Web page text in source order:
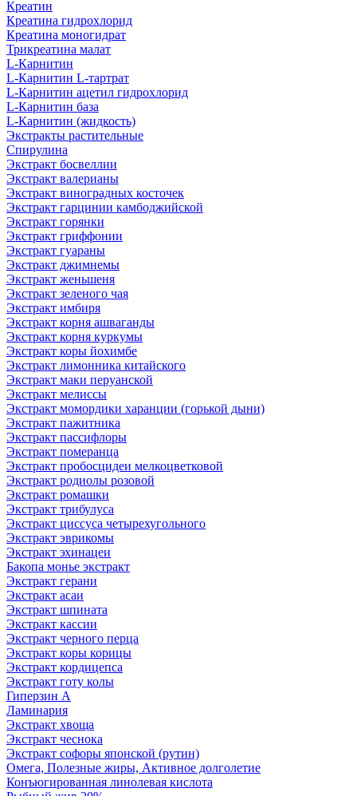
Креатин
Креатина гидрохлорид
Креатина моногидрат
Трикреатина малат
L-Карнитин
L-Карнитин L-тартрат
L-Карнитин ацетил гидрохлорид
L-Карнитин база
L-Карнитин (жидкость)
Экстракты растительные
Спирулина
Экстракт босвеллии
Экстракт валерианы
Экстракт виноградных косточек
Экстракт гарцинии камбоджийской
Экстракт горянки
Экстракт гриффонии
Экстракт гуараны
Экстракт джимнемы
Экстракт женьшеня
Экстракт зеленого чая
Экстракт имбиря
Экстракт корня ашваганды
Экстракт корня куркумы
Экстракт коры йохимбе
Экстракт лимонника китайского
Экстракт маки перуанской
Экстракт мелиссы
Экстракт момордики харанции (горькой дыни)
Экстракт пажитника
Экстракт пассифлоры
Экстракт померанца
Экстракт пробосцидеи мелкоцветковой
Экстракт родиолы розовой
Экстракт ромашки
Экстракт трибулуса
Экстракт циссуса четырехугольного
Экстракт эврикомы
Экстракт эхинацеи
Бакопа монье экстракт
Экстракт герани
Экстракт асаи
Экстракт шпината
Экстракт кассии
Экстракт черного перца
Экстракт коры корицы
Экстракт кордицепса
Экстракт готу колы
Гиперзин А
Ламинария
Экстракт хвоща
Экстракт чеснока
Экстракт софоры японской (рутин)
Омега, Полезные жиры, Активное долголетие
Конъюгированная линолевая кислота